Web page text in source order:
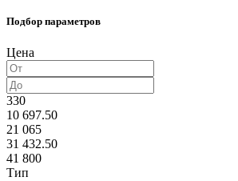
Подбор параметров
Цена
330
10 697.50
21 065
31 432.50
41 800
Тип